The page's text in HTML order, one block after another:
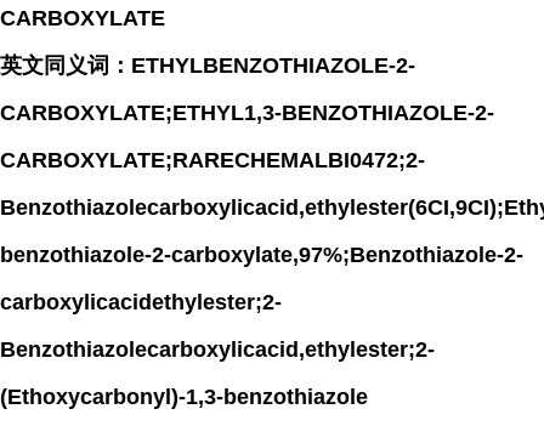
CARBOXYLATE
英文同义词：ETHYLBENZOTHIAZOLE-2-
CARBOXYLATE;ETHYL1,3-BENZOTHIAZOLE-2-
CARBOXYLATE;RARECHEMALBI0472;2-
benzothiazole-2-carboxylate,97%;Benzothiazole-2-
carboxylicacidethylester;2-
Benzothiazolecarboxylicacid,ethylester;2-
(Ethoxycarbonyl)-1,3-benzothiazole